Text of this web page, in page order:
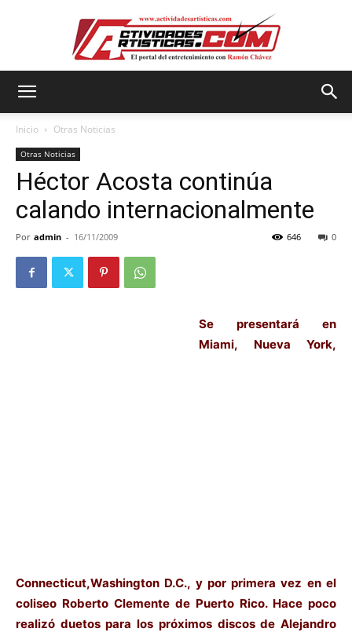
Inicio Otras Noticias
Otras Noticias
Héctor Acosta continúa
calando internacionalmente
Por admin - 16/11/2009 0
646
Se presentará en
Miami, Nueva York,
Connecticut,Washington D.C., y por primera vez en el
coliseo Roberto Clemente de Puerto Rico. Hace poco
realizó duetos para los próximos discos de Alejandro